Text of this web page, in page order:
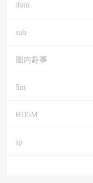
dom
sub
圈内趣事
5m
BD5M
sp